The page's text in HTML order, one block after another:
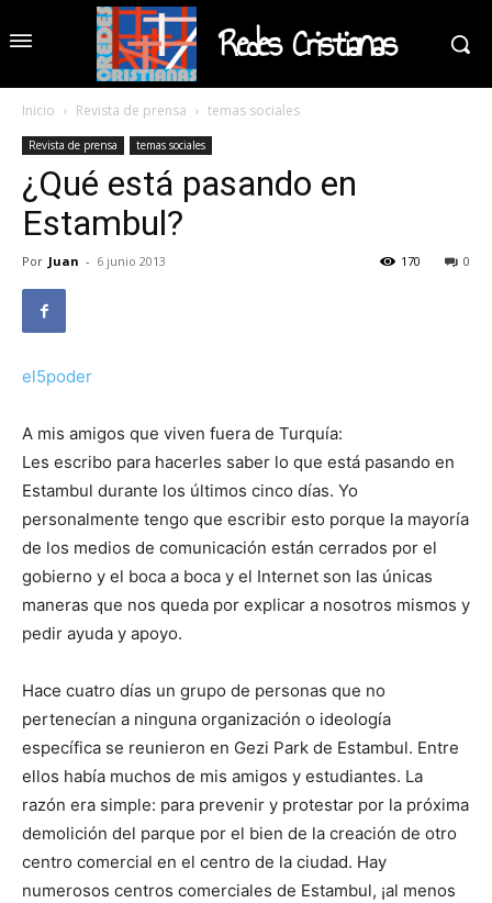
Redes Cristianas
Inicio Revista de prensa temas sociales
Revista de prensa temas sociales
¿Qué está pasando en
Estambul?
Por Juan - 6 junio 2013 0
170
el5poder
A mis amigos que viven fuera de Turquía:
Les escribo para hacerles saber lo que está pasando en
Estambul durante los últimos cinco días. Yo
personalmente tengo que escribir esto porque la mayoría
de los medios de comunicación están cerrados por el
gobierno y el boca a boca y el Internet son las únicas
maneras que nos queda por explicar a nosotros mismos y
pedir ayuda y apoyo.
Hace cuatro días un grupo de personas que no
pertenecían a ninguna organización o ideología
específica se reunieron en Gezi Park de Estambul. Entre
ellos había muchos de mis amigos y estudiantes. La
razón era simple: para prevenir y protestar por la próxima
demolición del parque por el bien de la creación de otro
centro comercial en el centro de la ciudad. Hay
numerosos centros comerciales de Estambul, ¡al menos